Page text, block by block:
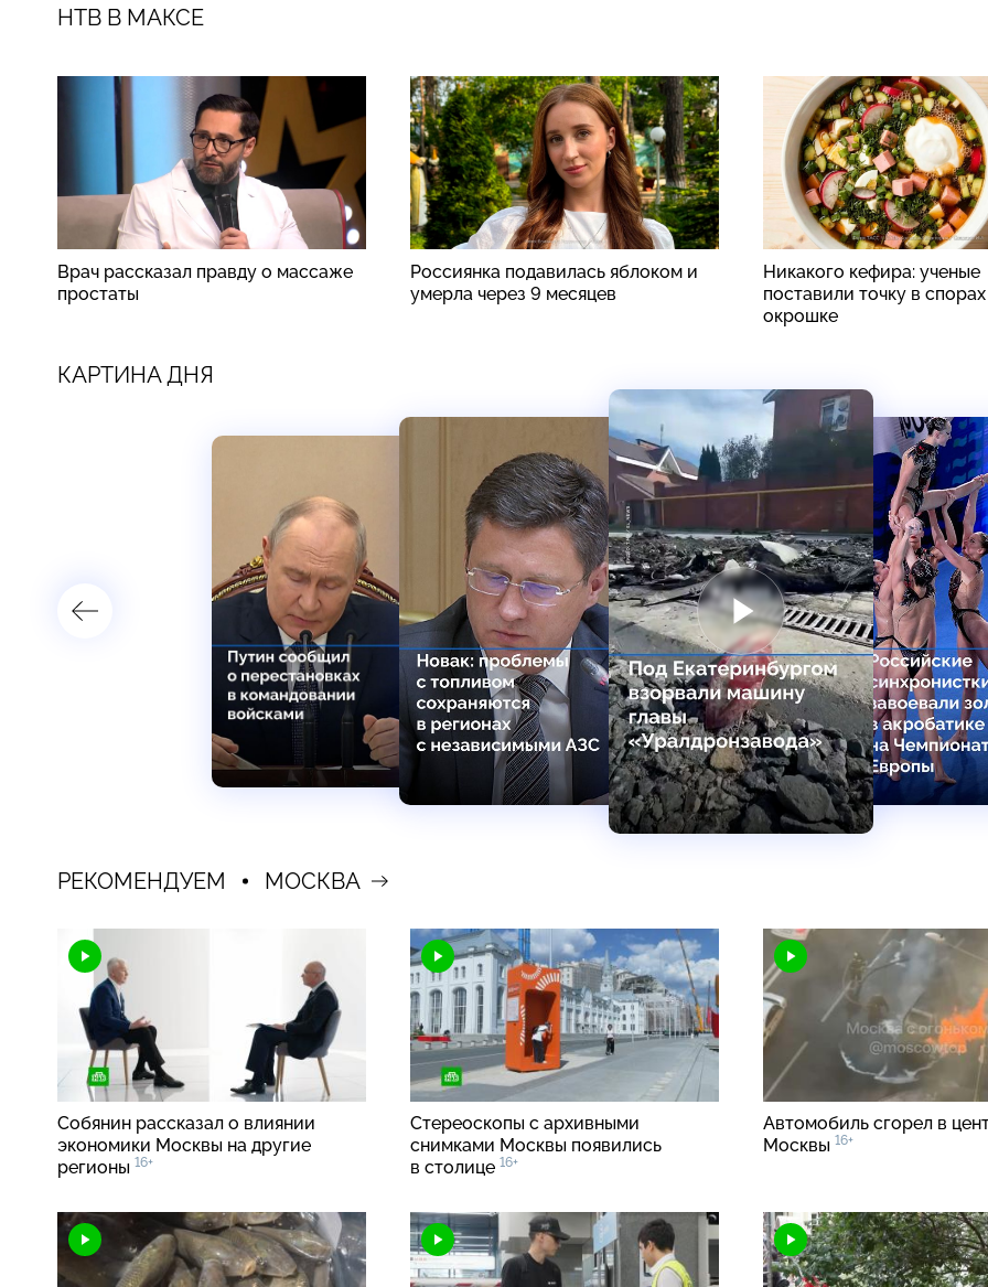
НТВ В МАКСЕ
Врач рассказал правду о массаже
простаты
Россиянка подавилась яблоком и
умерла через 9 месяцев
Никакого кефира: ученые
поставили точку в
окрошке
КАРТИНА ДНЯ
РЕКОМЕНДУЕМ МОСКВА
Собянин рассказал о влиянии
экономики Москвы на другие
регионы 16+
Стереоскопы с архивными
снимками Москвы появились
в столице 16+
Автомобиль сгорел в
Москвы 16+